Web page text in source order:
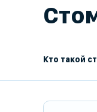
Кто такой